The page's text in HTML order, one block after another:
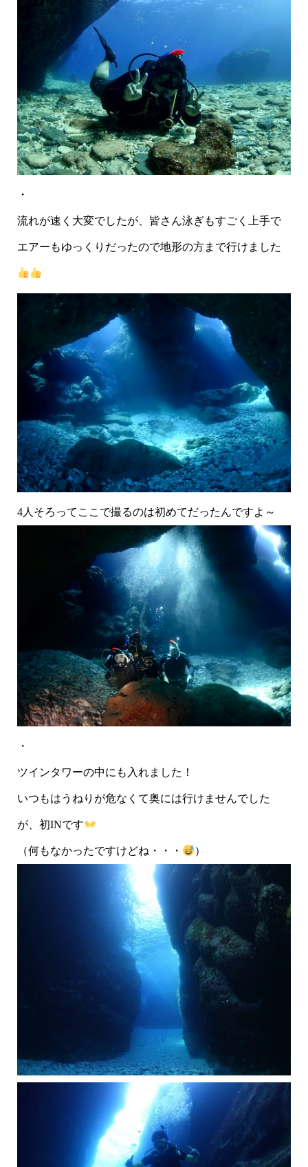
・
流れが速く大変でしたが、皆さん泳ぎもすごく上手で
エアーもゆっくりだったので地形の方まで行けました
4人そろってここで撮るのは初めてだったんですよ～
・
ツインタワーの中にも入れました！
いつもはうねりが危なくて奥には行けませんでした
が、初INです
（何もなかったですけどね・・・ ）